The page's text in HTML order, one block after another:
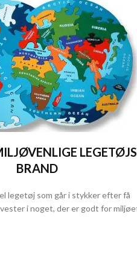
LEGETØJS
BRAND
legetøj som går i stykker efter få
i noget, der er godt for